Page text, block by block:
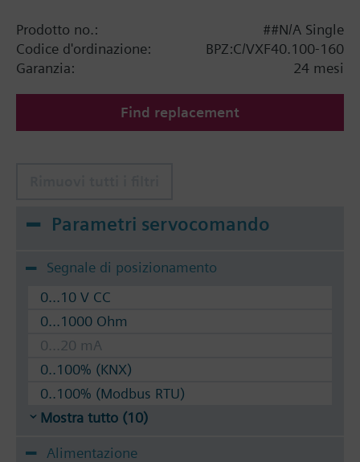
Prodotto no.:
##N/A Single
Codice d'ordinazione:
BPZ:C/VXF40.100-160
Garanzia:
24 mesi
Find replacement
Parametri servocomando
Segnale di posizionamento
0...10 V CC
0...1000 Ohm
0...20 mA
0..100% (KNX)
0..100% (Modbus RTU)
Mostra tutto (10)
Alimentazione